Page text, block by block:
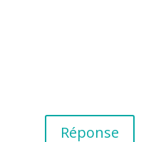
Réponse